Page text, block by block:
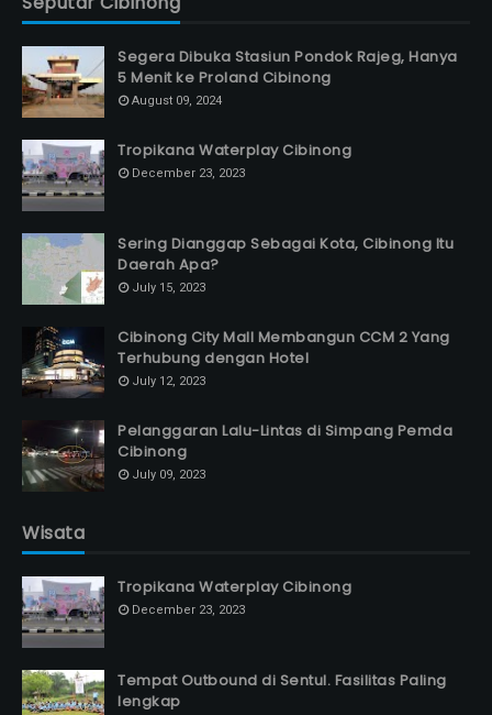
Segera Dibuka Stasiun Pondok Rajeg, Hanya
5 Menit ke Proland Cibinong
August 09, 2024
Tropikana Waterplay Cibinong
December 23, 2023
Sering Dianggap Sebagai Kota, Cibinong Itu
Daerah Apa?
July 15, 2023
Cibinong City Mall Membangun CCM 2 Yang
Terhubung dengan Hotel
July 12, 2023
Pelanggaran Lalu-Lintas di Simpang Pemda
Cibinong
July 09, 2023
Wisata
Tropikana Waterplay Cibinong
December 23, 2023
Tempat Outbound di Sentul. Fasilitas Paling
lengkap